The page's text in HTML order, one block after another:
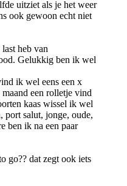
uitziet als je het weer
ook gewoon echt niet
heb van
Gelukkig ben ik wel
ik wel eens een x
een rolletje vind
kaas wissel ik wel
port salut, jonge, oude,
ben ik na een paar
go?? dat zegt ook iets